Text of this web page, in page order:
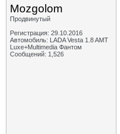
Mozgolom
Продвинутый
Регистрация: 29.10.2016
Автомобиль: LADA Vesta 1.8 AMT
Luxe+Multimedia Фантом
Сообщений: 1,526